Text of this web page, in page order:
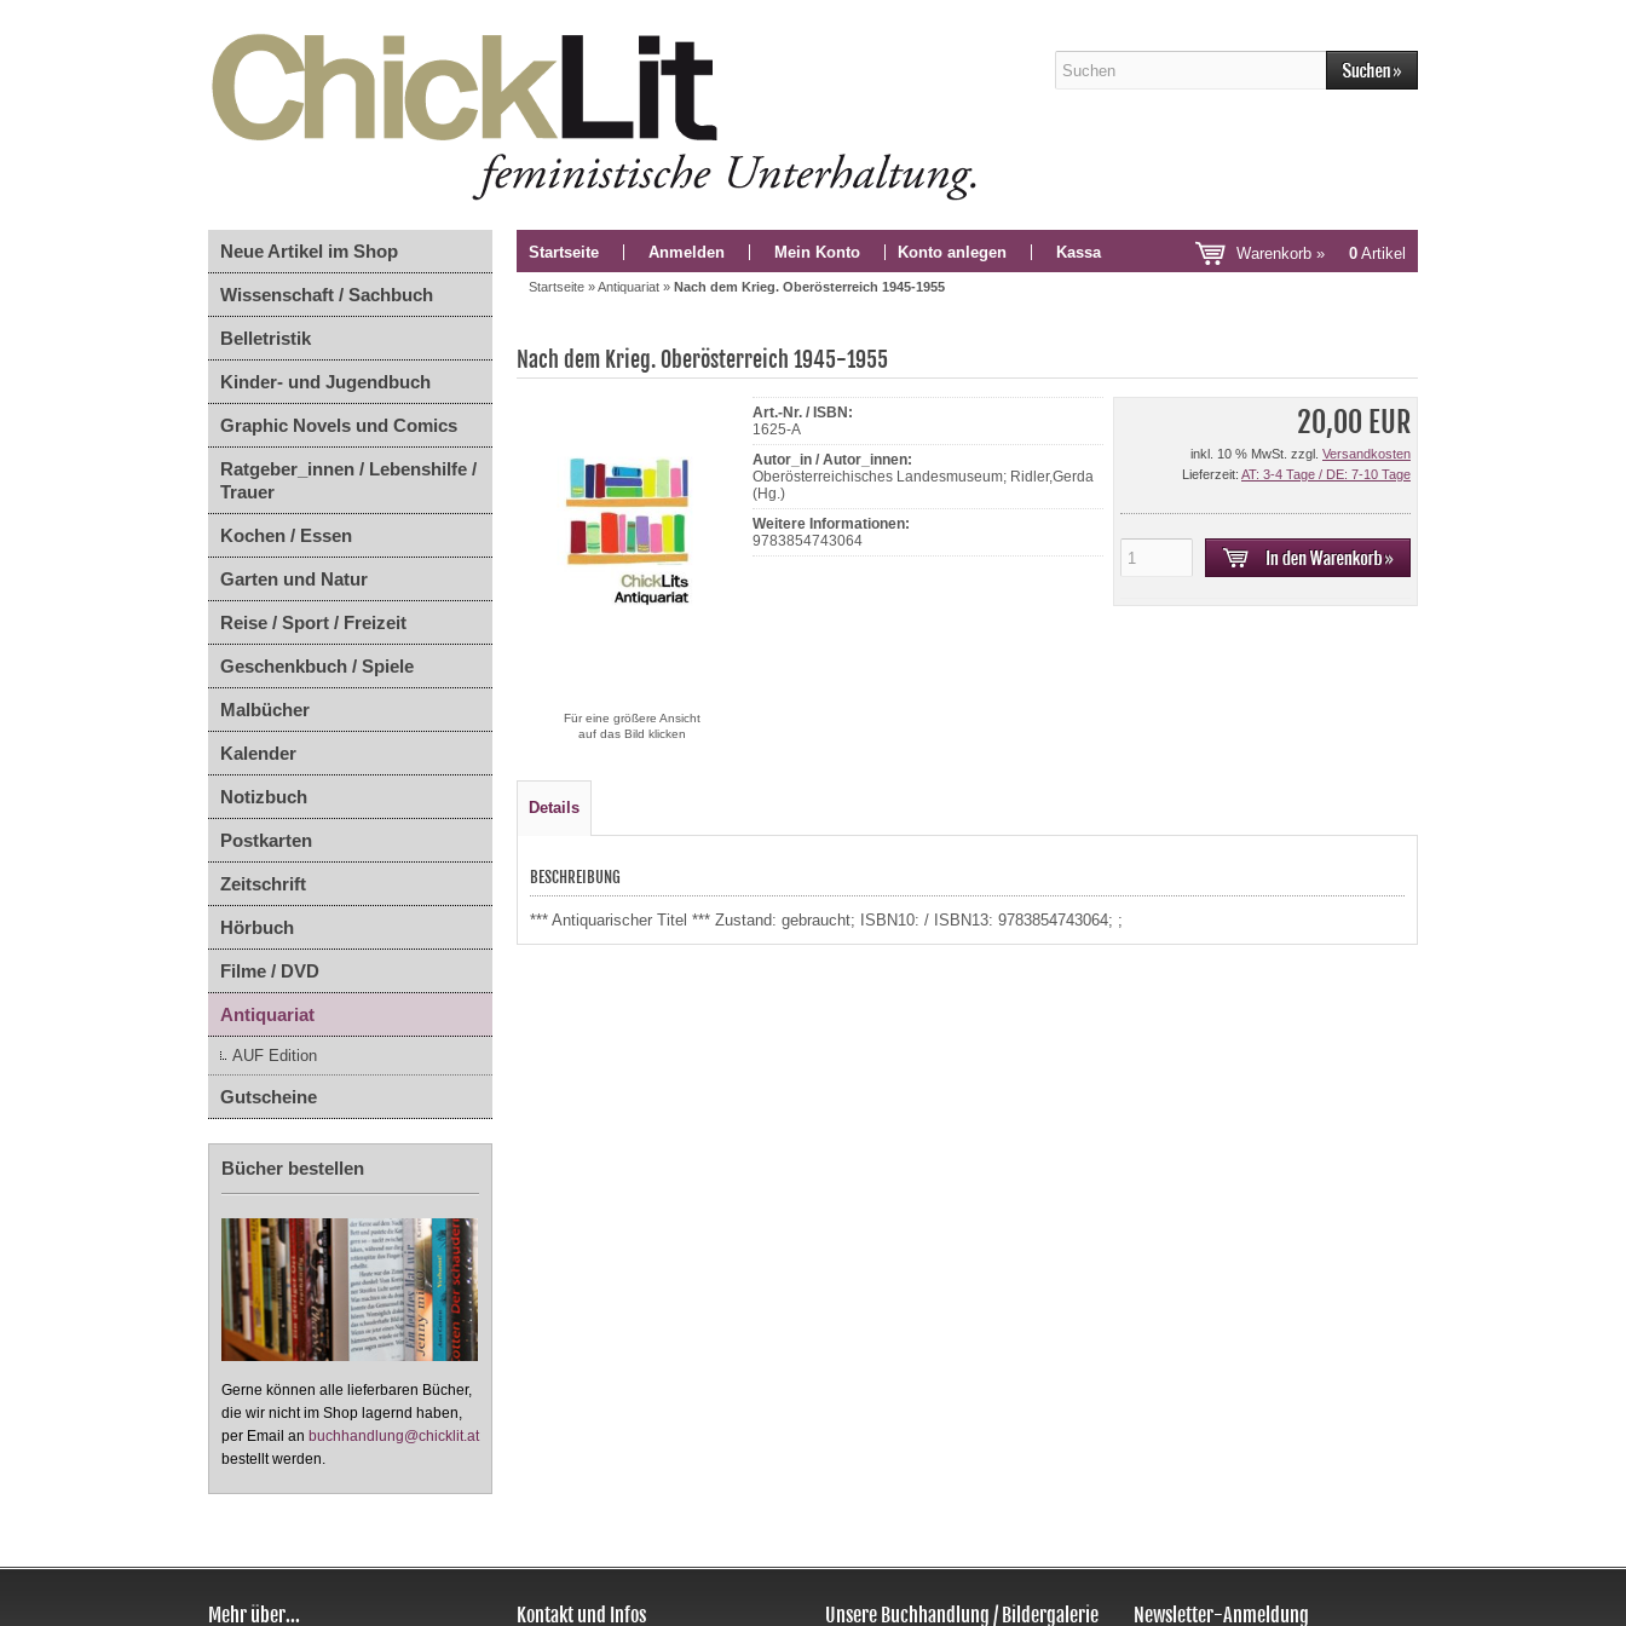
Neue Artikel im Shop
Wissenschaft / Sachbuch
Belletristik
Kinder- und Jugendbuch
Graphic Novels und Comics
Ratgeber_innen / Lebenshilfe /
Trauer
Kochen / Essen
Garten und Natur
Reise / Sport / Freizeit
Geschenkbuch / Spiele
Malbücher
Kalender
Notizbuch
Postkarten
Zeitschrift
Hörbuch
Filme / DVD
Antiquariat
AUF Edition
Gutscheine
Bücher bestellen
Gerne können alle lieferbaren Bücher,
die wir nicht im Shop lagernd haben,
per Email an buchhandlung@chicklit.at
bestellt werden.
Startseite Anmelden Mein Konto Konto anlegen Kassa Warenkorb » 0 Artikel
Startseite »Antiquariat » Nach dem Krieg. Oberösterreich 1945-1955
Nach dem Krieg. Oberösterreich 1945-1955
Für eine größere Ansicht
auf das Bild klicken
Art.-Nr. / ISBN:
1625-A
Autor_in / Autor_innen:
Oberösterreichisches Landesmuseum; Ridler,Gerda
(Hg.)
Weitere Informationen:
9783854743064
20,00 EUR
inkl. 10 % MwSt. zzgl. Versandkosten
Lieferzeit: AT: 3-4 Tage / DE: 7-10 Tage
Details
BESCHREIBUNG
*** Antiquarischer Titel *** Zustand: gebraucht; ISBN10: / ISBN13: 9783854743064; ;
Mehr über... Kontakt und Infos Unsere Buchhandlung / Bildergalerie Newsletter-Anmeldung